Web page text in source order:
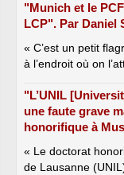
"Munich et le
LCP". Par Daniel
« C’est un petit
à l’endroit où on
"L’UNIL
une faute grave
honorifique à
« Le doctorat
de Lausanne